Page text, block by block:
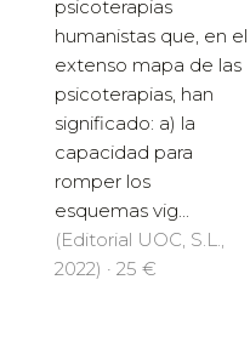
psicoterapias
humanistas que, en el
extenso mapa de las
psicoterapias, han
significado: a) la
capacidad para
romper los
esquemas vig...
(Editorial UOC, S.L.,
2022) · 25 €